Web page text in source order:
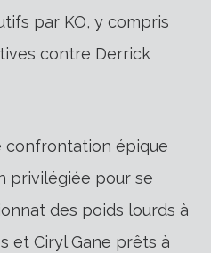
par KO, y compris
contre Derrick
confrontation épique
privilégiée pour se
des poids lourds à
et Ciryl Gane prêts à